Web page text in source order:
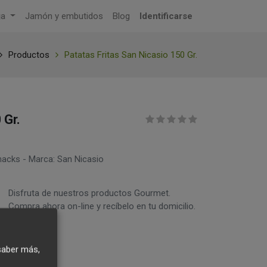
Jamón y embutidos Blog Identificarse
Productos Patatas Fritas San Nicasio 150 Gr.
- Marca: San Nicasio
Disfruta de nuestros productos Gourmet.
Compra ahora on-line y recíbelo en tu domicilio.
más,